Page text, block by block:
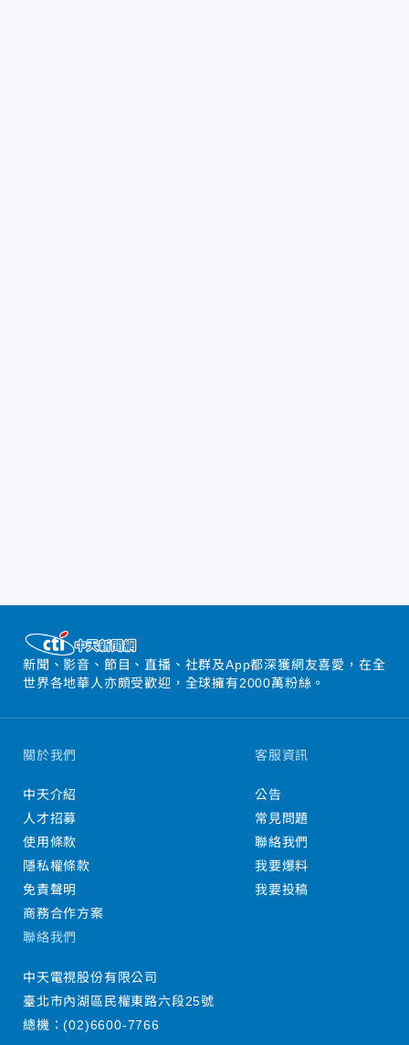
新聞、影音、節目、直播、社群及App都深獲網友喜愛，在全
世界各地華人亦頗受歡迎，全球擁有2000萬粉絲。
關於我們
中天介紹
人才招募
使用條款
隱私權條款
免責聲明
商務合作方案
客服資訊
公告
常見問題
聯絡我們
我要爆料
我要投稿
聯絡我們
中天電視股份有限公司
臺北市內湖區民權東路六段25號
總機：(02)6600-7766